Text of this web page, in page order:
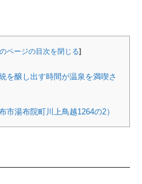
ページの目次を閉じる]
を醸し出す時間が温泉を満喫さ
湯布院町川上鳥越1264の2）